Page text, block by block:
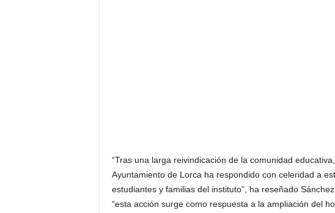
“Tras una larga reivindicación de la comunidad
Ayuntamiento de Lorca ha respondido con celeridad a
estudiantes y familias del instituto”, ha reseñado
“esta acción surge como respuesta a la ampliación del